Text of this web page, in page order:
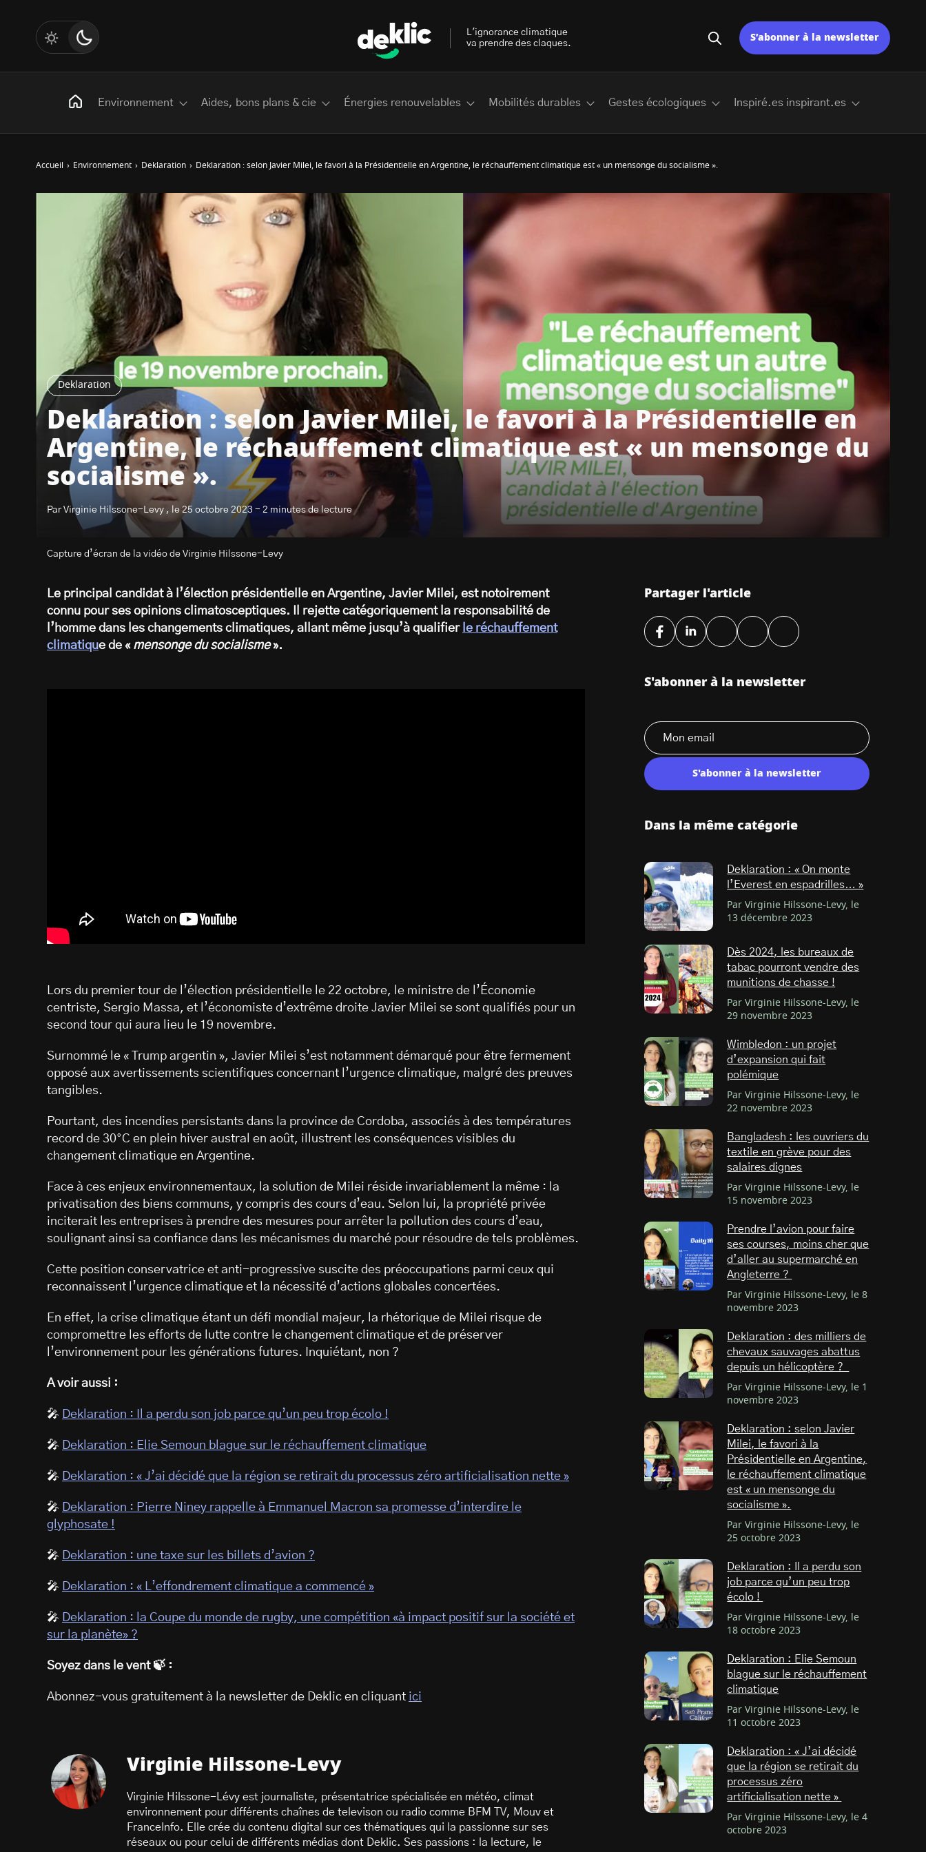
Deklaration
Deklaration : selon Javier Milei, le favori à la Présidentielle en
Argentine, le réchauffement climatique est « un mensonge du
socialisme ».
Par Virginie Hilssone-Levy , le 25 octobre 2023 - 2 minutes de lecture
Capture d’écran de la vidéo de Virginie Hilssone-Levy
Accueil › Environnement › Deklaration › Deklaration : selon Javier Milei, le favori à la Présidentielle en Argentine, le réchauffement climatique est « un mensonge du socialisme ».
Le principal candidat à l’élection présidentielle en Argentine, Javier Milei, est notoirement
connu pour ses opinions climatosceptiques. Il rejette catégoriquement la responsabilité de
l’homme dans les changements climatiques, allant même jusqu’à qualifier le réchauffement
climatique de « mensonge du socialisme».
Lors du premier tour de l’élection présidentielle le 22 octobre, le ministre de l’Économie
centriste, Sergio Massa, et l’économiste d’extrême droite Javier Milei se sont qualifiés pour un
second tour qui aura lieu le 19 novembre.
Surnommé le « Trump argentin », Javier Milei s’est notamment démarqué pour être fermement
opposé aux avertissements scientifiques concernant l’urgence climatique, malgré des preuves
tangibles.
Pourtant, des incendies persistants dans la province de Cordoba, associés à des températures
record de 30°C en plein hiver austral en août, illustrent les conséquences visibles du
changement climatique en Argentine.
Face à ces enjeux environnementaux, la solution de Milei réside invariablement la même : la
privatisation des biens communs, y compris des cours d’eau. Selon lui, la propriété privée
inciterait les entreprises à prendre des mesures pour arrêter la pollution des cours d’eau,
soulignant ainsi sa confiance dans les mécanismes du marché pour résoudre de tels problèmes.
Cette position conservatrice et anti-progressive suscite des préoccupations parmi ceux qui
reconnaissent l’urgence climatique et la nécessité d’actions globales concertées.
En effet, la crise climatique étant un défi mondial majeur, la rhétorique de Milei risque de
compromettre les efforts de lutte contre le changement climatique et de préserver
l’environnement pour les générations futures. Inquiétant, non ?
A voir aussi :
🎤 Deklaration : Il a perdu son job parce qu’un peu trop écolo !
🎤 Deklaration : Elie Semoun blague sur le réchauffement climatique
🎤 Deklaration : « J’ai décidé que la région se retirait du processus zéro artificialisation nette »
🎤 Deklaration : Pierre Niney rappelle à Emmanuel Macron sa promesse d’interdire le
glyphosate !
🎤 Deklaration : une taxe sur les billets d’avion ?
🎤 Deklaration : « L’effondrement climatique a commencé »
🎤 Deklaration : la Coupe du monde de rugby, une compétition «à impact positif sur la société et
sur la planète» ?
Soyez dans le vent 🍃 :
Abonnez-vous gratuitement à la newsletter de Deklic en cliquant ici
Virginie Hilssone-Levy
Virginie Hilssone-Lévy est journaliste, présentatrice spécialisée en météo, climat
environnement pour différents chaînes de televison ou radio comme BFM TV, Mouv et
FranceInfo. Elle crée du contenu digital sur ces thématiques qui la passionne sur ses
réseaux ou pour celui de différents médias dont Deklic. Ses passions : la lecture, le
Partager l'article
S'abonner à la newsletter
S'abonner à la newsletter
Dans la même catégorie
Deklaration : « On monte
l’Everest en espadrilles… »
Par Virginie Hilssone-Levy, le
13 décembre 2023
Dès 2024, les bureaux de
tabac pourront vendre des
munitions de chasse !
Par Virginie Hilssone-Levy, le
29 novembre 2023
Wimbledon : un projet
d’expansion qui fait
polémique
Par Virginie Hilssone-Levy, le
22 novembre 2023
Bangladesh : les ouvriers du
textile en grève pour des
salaires dignes
Par Virginie Hilssone-Levy, le
15 novembre 2023
Prendre l’avion pour faire
ses courses, moins cher que
d’aller au supermarché en
Angleterre ?
Par Virginie Hilssone-Levy, le 8
novembre 2023
Deklaration : des milliers de
chevaux sauvages abattus
depuis un hélicoptère ?
Par Virginie Hilssone-Levy, le 1
novembre 2023
Deklaration : selon Javier
Milei, le favori à la
Présidentielle en Argentine,
le réchauffement climatique
est « un mensonge du
socialisme ».
Par Virginie Hilssone-Levy, le
25 octobre 2023
Deklaration : Il a perdu son
job parce qu’un peu trop
écolo !
Par Virginie Hilssone-Levy, le
18 octobre 2023
Deklaration : Elie Semoun
blague sur le réchauffement
climatique
Par Virginie Hilssone-Levy, le
11 octobre 2023
Deklaration : « J’ai décidé
que la région se retirait du
processus zéro
artificialisation nette »
Par Virginie Hilssone-Levy, le 4
octobre 2023
L'ignorance climatique
va prendre des claques.
S’abonner à la newsletter
Environnement Aides, bons plans & cie Énergies renouvelables Mobilités durables Gestes écologiques Inspiré.es inspirant.es
Rechercher
Les mots clés les plus recherchés sur Deklic
Transition Écologique deklic kids Volte-face